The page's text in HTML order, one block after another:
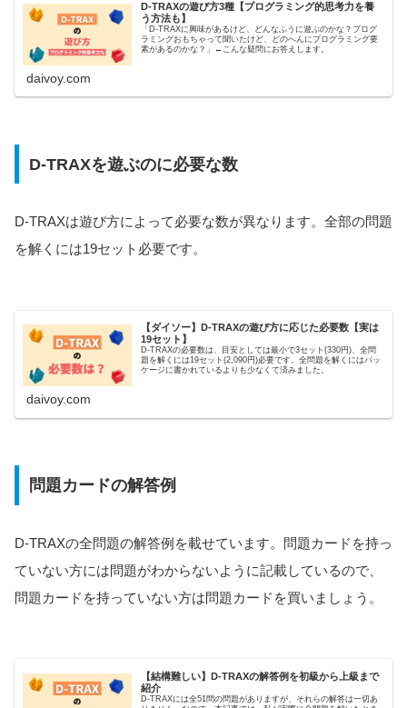
D-TRAXの遊び方3種【プログラミング的思考力を養
う方法も】
「D-TRAXに興味があるけど、どんなふうに遊ぶのかな？プログ
ラミングおもちゃって聞いたけど、どのへんにプログラミング要
素があるのかな？」←こんな疑問にお答えします。
daivoy.com
D-TRAXを遊ぶのに必要な数
D-TRAXは遊び方によって必要な数が異なります。全部の問題
を解くには19セット必要です。
【ダイソー】D-TRAXの遊び方に応じた必要数【実は
19セット】
D-TRAXの必要数は、目安としては最小で3セット(330円)、全問
題を解くには19セット(2,090円)必要です。全問題を解くにはパッ
ケージに書かれているよりも少なくて済みました。
daivoy.com
問題カードの解答例
D-TRAXの全問題の解答例を載せています。問題カードを持っ
ていない方には問題がわからないように記載しているので、
問題カードを持っていない方は問題カードを買いましょう。
【結構難しい】D-TRAXの解答例を初級から上級まで
紹介
D-TRAXには全51問の問題がありますが、それらの解答は一切あ